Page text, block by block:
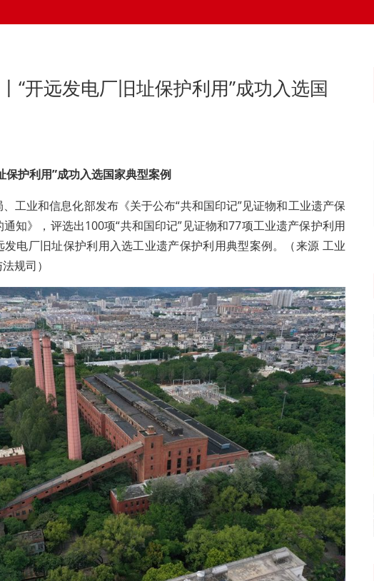
“开远发电厂旧址保护利用”成功入选国
保护利用”成功入选国家典型案例
工业和信息化部发布《关于公布“共和国印记”见证物和工业遗产保
知》，评选出100项“共和国印记”见证物和77项工业遗产保护利用
电厂旧址保护利用入选工业遗产保护利用典型案例。（来源 工业
规司）